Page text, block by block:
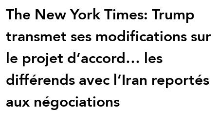
The New York Times: Trump
transmet ses modifications sur
le projet d’accord… les
différends avec l’Iran reportés
aux négociations